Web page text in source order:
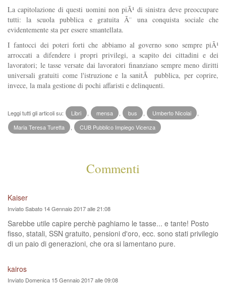
La capitolazione di questi uomini non piÃ¹ di sinistra deve preoccupare
tutti: la scuola pubblica e gratuita Ã¨ una conquista sociale che
evidentemente sta per essere smantellata.
I fantocci dei poteri forti che abbiamo al governo sono sempre piÃ¹
arroccati a difendere i propri privilegi, a scapito dei cittadini e dei
lavoratori; le tasse versate dai lavoratori finanziano sempre meno diritti
universali gratuiti come l'istruzione e la sanitÃ pubblica, per coprire,
invece, la mala gestione di pochi affaristi e delinquenti.
Leggi tutti gli articoli su: Libri mensa bus Umberto Nicolai
Maria Teresa Turetta
CUB Pubblico Impiego Vicenza
Commenti
Kaiser
Inviato Sabato 14 Gennaio 2017 alle 21:08
Sarebbe utile capire perchè paghiamo le tasse... e tante! Posto
fisso, statali, SSN gratuito, pensioni d'oro, ecc. sono stati privilegio
di un paio di generazioni, che ora si lamentano pure.
kairos
Inviato Domenica 15 Gennaio 2017 alle 09:08